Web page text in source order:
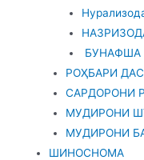
РОҲБАРИ
САРДОРОНИ
МУДИРОНИ
МУДИРОНИ
ШИНОСНОМА